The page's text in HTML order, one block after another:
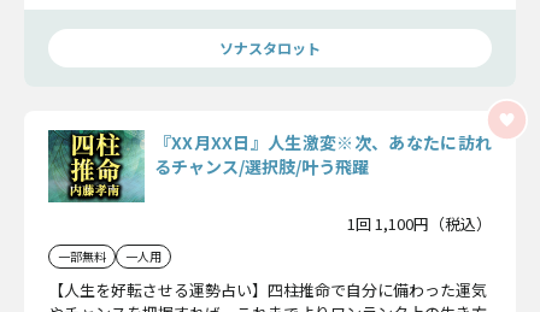
お届けしますよ。
ソナスタロット
『XX月XX日』人生激変※次、あなたに訪れ
るチャンス/選択肢/叶う飛躍
1回 1,100円（税込）
一部無料 一人用
【人生を好転させる運勢占い】四柱推命で自分に備わった運気